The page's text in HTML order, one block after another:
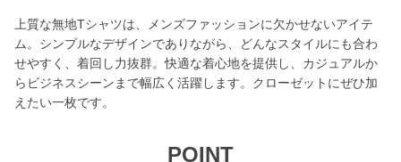
上質な無地Tシャツは、メンズファッションに欠かせないアイテ
ム。シンプルなデザインでありながら、どんなスタイルにも合わ
せやすく、着回し力抜群。快適な着心地を提供し、カジュアルか
らビジネスシーンまで幅広く活躍します。クローゼットにぜひ加
えたい一枚です。
POINT